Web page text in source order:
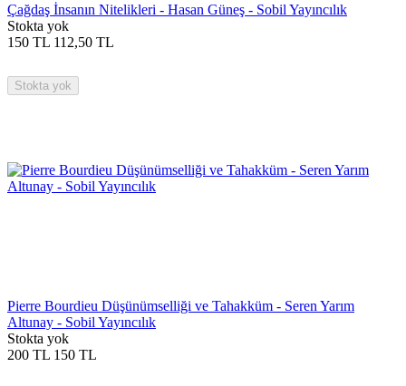
Çağdaş İnsanın Nitelikleri - Hasan Güneş - Sobil Yayıncılık
Stokta yok
150 TL 112,50 TL
Stokta yok
Pierre Bourdieu Düşünümselliği ve Tahakküm - Seren Yarım
Altunay - Sobil Yayıncılık
Stokta yok
200 TL 150 TL